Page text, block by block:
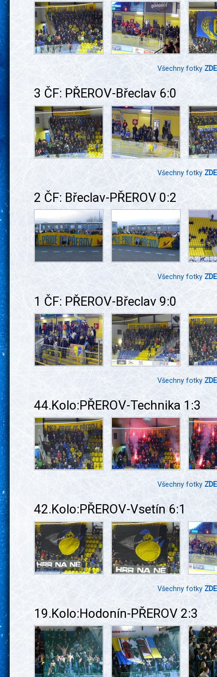
Všechny fotky ZDE
3 ČF: PŘEROV-Břeclav 6:0
Všechny fotky ZDE
2 ČF: Břeclav-PŘEROV 0:2
Všechny fotky ZDE
1 ČF: PŘEROV-Břeclav 9:0
Všechny fotky ZDE
44.Kolo:PŘEROV-Technika 1:3
Všechny fotky ZDE
42.Kolo:PŘEROV-Vsetín 6:1
Všechny fotky ZDE
19.Kolo:Hodonín-PŘEROV 2:3